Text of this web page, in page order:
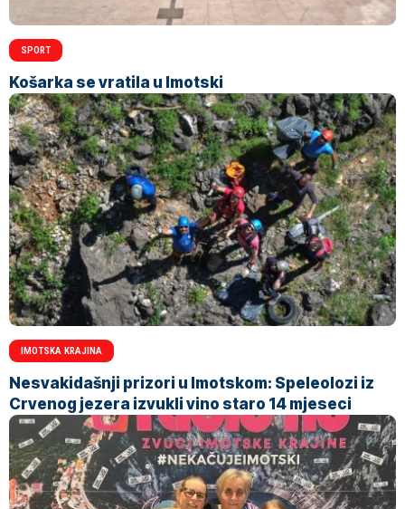
SPORT
Košarka se vratila u Imotski
IMOTSKA KRAJINA
Nesvakidašnji prizori u Imotskom: Speleolozi iz
Crvenog jezera izvukli vino staro 14 mjeseci